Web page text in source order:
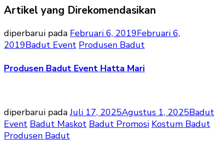
Artikel yang Direkomendasikan
diperbarui pada Februari 6, 2019Februari 6,
2019Badut Event Produsen Badut
Produsen Badut Event Hatta Mari
diperbarui padaJuli 17, 2025Agustus 1, 2025Badut
Event Badut Maskot Badut Promosi Kostum Badut
Produsen Badut